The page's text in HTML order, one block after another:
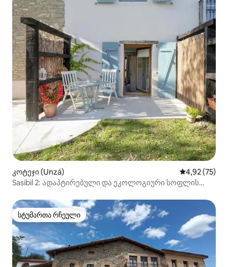
კოტეჯი (Unzá) საშუალო
4,92 (75)
Sasibil 2: ადაპტირებული და ეკოლოგიური სოფლის
სტუმართა რჩეული
სტუმართა რჩეული